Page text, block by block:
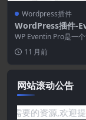
Wordpress插件
WordPress插件-
icks Addon
Pro拓展]
WP Eventin Pro是一
WooCommerce Event...
11 月前
网站滚动公告
需要的资源,欢迎